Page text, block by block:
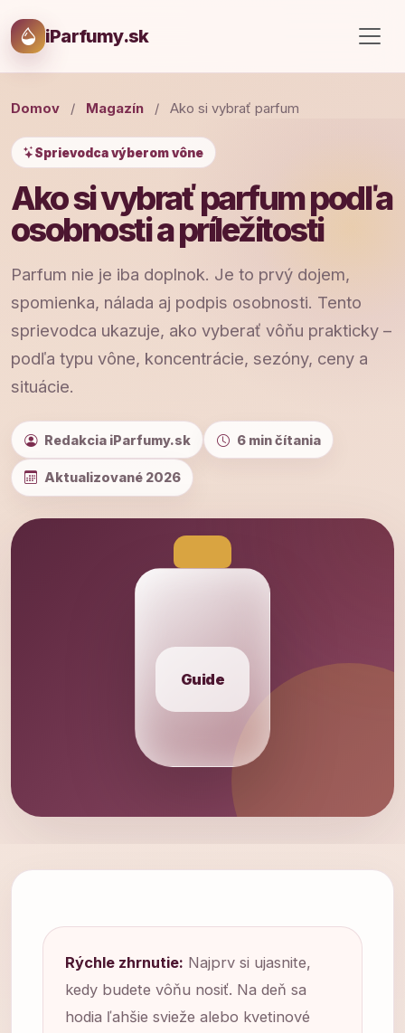
iParfumy.sk
Domov / Magazín / Ako si vybrať parfum
Sprievodca výberom vône
Ako si vybrať parfum podľa
osobnosti a príležitosti
Parfum nie je iba doplnok. Je to prvý dojem,
spomienka, nálada aj podpis osobnosti. Tento
sprievodca ukazuje, ako vyberať vôňu prakticky –
podľa typu vône, koncentrácie, sezóny, ceny a
situácie.
Redakcia iParfumy.sk 6 min čítania
Aktualizované 2026
Rýchle zhrnutie: Najprv si ujasnite,
kedy budete vôňu nosiť. Na deň sa
hodia ľahšie svieže alebo kvetinové